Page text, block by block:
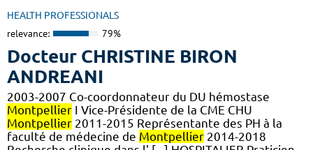
HEALTH PROFESSIONALS
relevance: 79%
Docteur CHRISTINE BIRON
ANDREANI
2003-2007 Co-coordonnateur du DU hémostase
Montpellier I Vice-Présidente de la CME CHU
Montpellier 2011-2015 Représentante des PH à la
faculté de médecine de Montpellier 2014-2018